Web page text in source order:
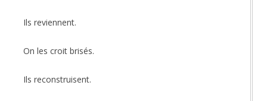
Ils reviennent.
On les croit brisés.
Ils reconstruisent.